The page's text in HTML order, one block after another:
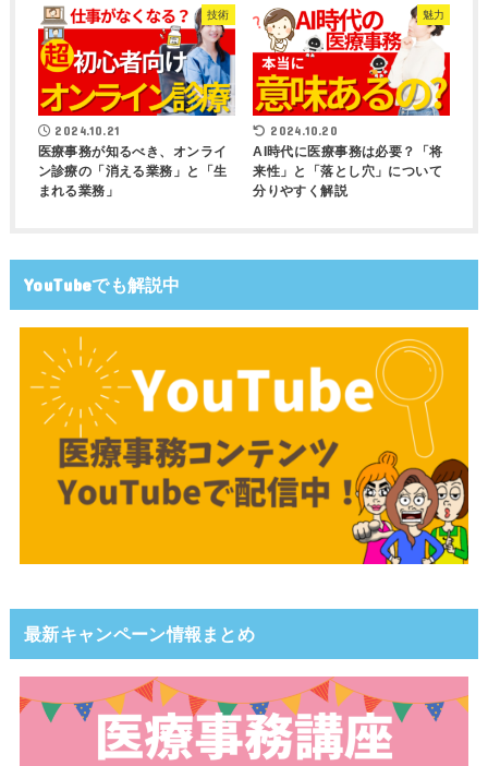
技術
2024.10.21
医療事務が知るべき、オンライ
ン診療の「消える業務」と「生
まれる業務」
魅力
2024.10.20
AI時代に医療事務は必要？「将
来性」と「落とし穴」について
分りやすく解説
YouTubeでも解説中
最新キャンペーン情報まとめ